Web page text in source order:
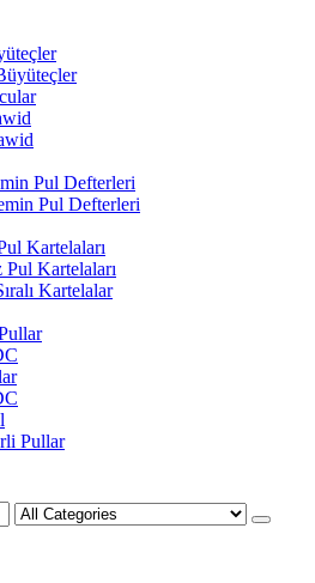
Pul Defterleri
Pul Defterleri
Kartelaları
Pul Kartelaları
Kartelalar
Pullar